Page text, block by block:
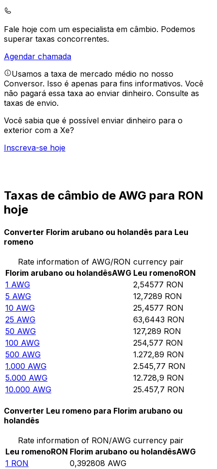
Fale hoje com um especialista em câmbio. Podemos
superar taxas concorrentes.
Agendar chamada
Usamos a taxa de mercado médio no nosso
Conversor. Isso é apenas para fins informativos. Você
não pagará essa taxa ao enviar dinheiro. Consulte as
taxas de envio.
Você sabia que é possível enviar dinheiro para o
exterior com a Xe?
Inscreva-se hoje
Taxas de câmbio de AWG para RON
hoje
Converter Florim arubano ou holandês para Leu
romeno
Rate information of AWG/RON currency pair
Florim arubano ou holandêsAWG Leu romenoRON
1 AWG 2,54577 RON
5 AWG 12,7289 RON
10 AWG 25,4577 RON
25 AWG 63,6443 RON
50 AWG 127,289 RON
100 AWG 254,577 RON
500 AWG 1.272,89 RON
1.000 AWG 2.545,77 RON
5.000 AWG 12.728,9 RON
10.000 AWG 25.457,7 RON
Converter Leu romeno para Florim arubano ou
holandês
Rate information of RON/AWG currency pair
Leu romenoRON Florim arubano ou holandêsAWG
1 RON 0,392808 AWG